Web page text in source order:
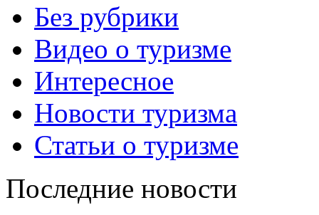
Без рубрики
Видео о туризме
Интересное
Новости туризма
Статьи о туризме
Последние новости